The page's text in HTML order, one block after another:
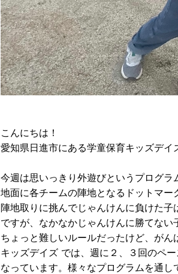
こんにちは！
愛知県日進市にある学童保育キッズデイ
今週は思いっきり外遊びというプログラ
地面に各チームの陣地となるドットマー
陣地取りに挑んでじゃんけんに負けた
ですが、なかなかじゃんけんに勝てな
ちょっと難しいルールだったけど、がん
キッズデイズ では、週に２、３回のペ
なっています。様々なプログラムを通